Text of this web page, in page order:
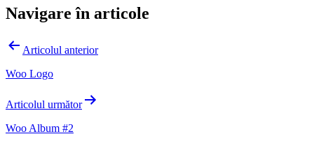
Navigare în articole
Articolul anterior
Woo Logo
Articolul următor
Woo Album #2